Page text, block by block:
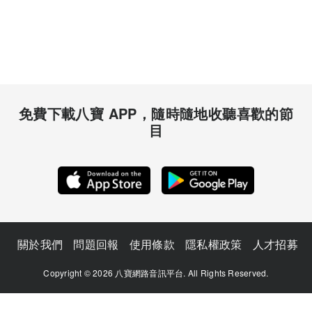
免費下載八寶 APP，隨時隨地收聽喜歡的節
目
關於我們 問題回報 使用條款 隱私權政策 人才招募
Copyright © 2026 八寶網路音訊平台. All Rights Reserved.